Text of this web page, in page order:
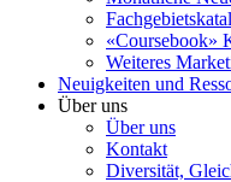
«Coursebook»
Weiteres
Neuigkeiten und
Über uns
Über uns
Kontakt
Diversität,